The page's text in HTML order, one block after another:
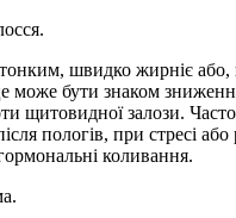
швидко жирніє або,
може бути знаком
щитовидної залози.
пологів, при стресі або
коливання.